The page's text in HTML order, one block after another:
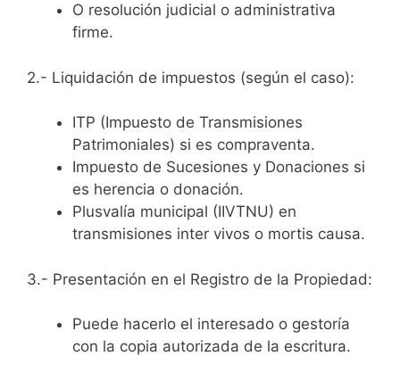
O resolución judicial o administrativa
firme.
2.- Liquidación de impuestos (según el caso):
ITP (Impuesto de Transmisiones
Patrimoniales) si es compraventa.
Impuesto de Sucesiones y Donaciones si
es herencia o donación.
Plusvalía municipal (IIVTNU) en
transmisiones inter vivos o mortis causa.
3.- Presentación en el Registro de la Propiedad:
Puede hacerlo el interesado o gestoría
con la copia autorizada de la escritura.